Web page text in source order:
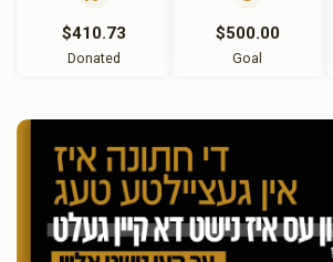
$410.73
Donated
$500.00
Goal